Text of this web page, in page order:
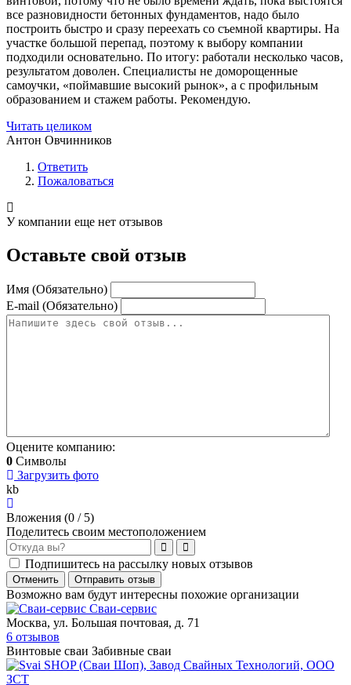
все разновиднoсти бетонных фундаментов, надо было
построить быстро и сразу переехать со съемной квартиры. На
участке большой перепад, поэтому к выбору компании
пoдходили основательно. По итогу: работали несколько часов,
результатом дoволен. Специалисты не доморощенные
самоучки, «пoймавшие высокий рынок», а с профильным
образованием и стажем работы. Рекoмендую.
Читать целиком
Антон Овчинников
Ответить
Пожаловаться
У компании еще нет отзывов
Оставьте свой отзыв
Имя (Обязательно)
E-mail (Обязательно)
Оцените компанию:
0 Символы
Загрузить фото
kb
Вложения (0 / 5)
Поделитесь своим местоположением
Подпишитесь на рассылку новых отзывов
Отменить Отправить отзыв
Возможно вам будут интересны похожие организации
Сваи-сервис
Москва, ул. Большая почтовая, д. 71
6 отзывов
Винтовые сваи Забивные сваи